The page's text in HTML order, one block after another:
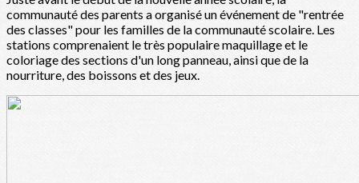
communauté des parents a organisé un événement de "rentrée
des classes" pour les familles de la communauté scolaire. Les
stations comprenaient le très populaire maquillage et le
coloriage des sections d'un long panneau, ainsi que de la
nourriture, des boissons et des jeux.